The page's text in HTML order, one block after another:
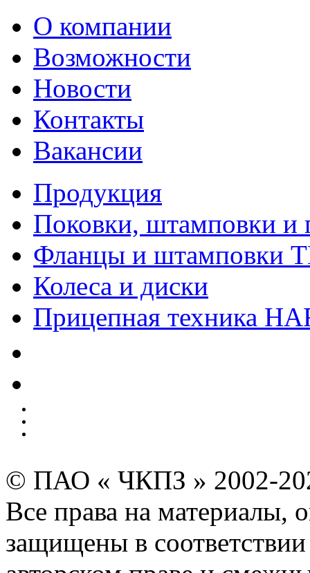
О компании
Возможности
Новости
Контакты
Вакансии
Продукция
Поковки, штамповки и
Фланцы и штамповки
Колеса и диски
Прицепная техника
© ПАО « ЧКПЗ » 2002-
Все права на материалы,
защищены в соответствии